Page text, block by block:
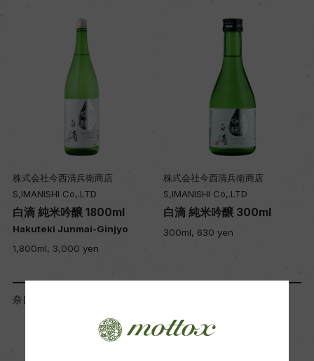
株式会社今西清兵衛商店
S,IMANISHI Co,.LTD
白滴 純米吟醸 1800ml
Hakuteki Junmai-Ginjyo
1,800ml, 3,000 yen
株式会社今西清兵衛商店
S,IMANISHI Co,.LTD
白滴 純米吟醸 300ml
300ml, 630 yen
奈良県 Nara